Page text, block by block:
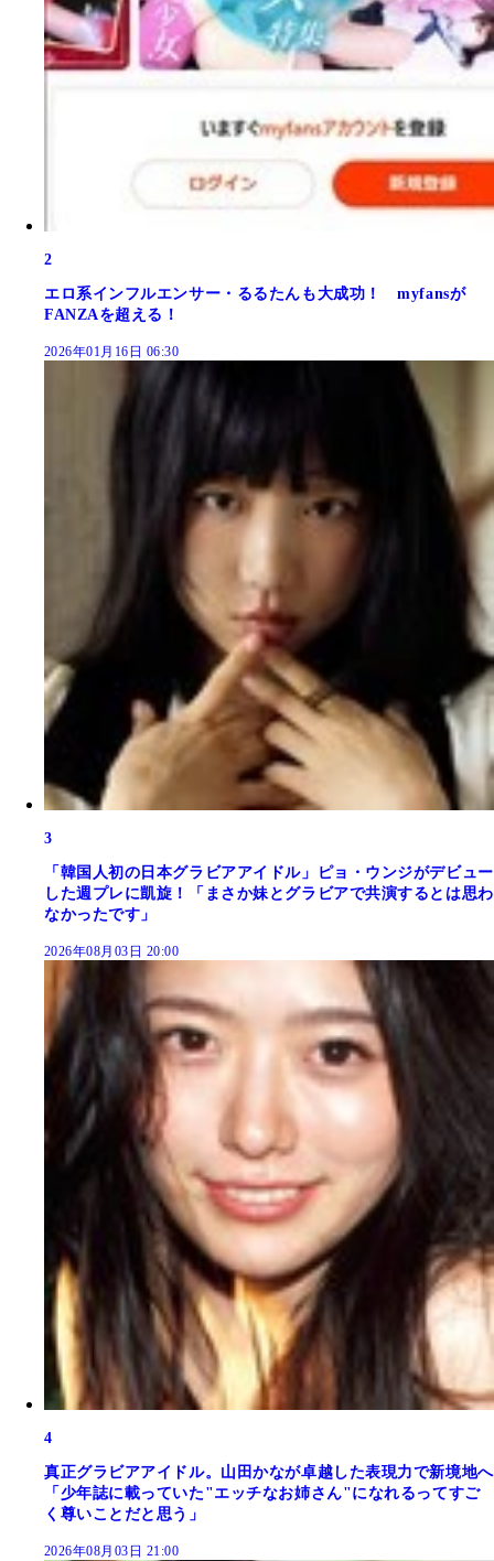
2
エロ系インフルエンサー・るるたんも大成功！ myfansが
FANZAを超える！
2026年01月16日 06:30
3
「韓国人初の日本グラビアアイドル」ピョ・ウンジがデビュー
した週プレに凱旋！「まさか妹とグラビアで共演するとは思わ
なかったです」
2026年08月03日 20:00
4
真正グラビアアイドル。山田かなが卓越した表現力で新境地へ
「少年誌に載っていた"エッチなお姉さん"になれるってすご
く尊いことだと思う」
2026年08月03日 21:00